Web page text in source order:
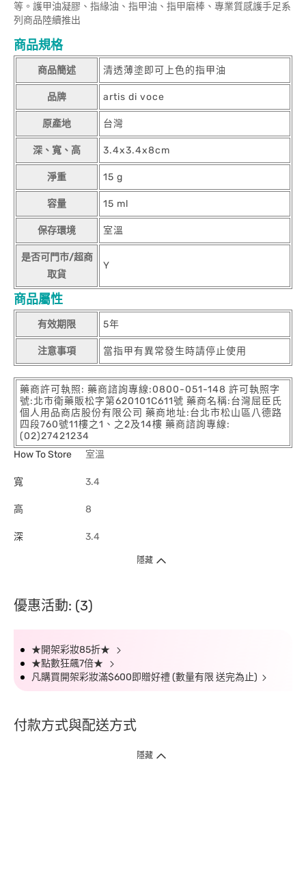
等。護甲油凝膠、指緣油、指甲油、指甲磨棒、專業質感護手足系
列商品陸續推出
商品規格
商品簡述 清透薄塗即可上色的指甲油
品牌 artis di voce
原產地 台灣
深、寬、高 3.4x3.4x8cm
淨重 15 g
容量 15 ml
保存環境 室溫
是否可門市/超商
取貨
Y
商品屬性
有效期限 5年
注意事項 當指甲有異常發生時請停止使用
藥商許可執照: 藥商諮詢專線:0800-051-148 許可執照字
號:北市衛藥販松字第620101C611號 藥商名稱:台灣屈臣氏
個人用品商店股份有限公司 藥商地址:台北市松山區八德路
四段760號11樓之1、之2及14樓 藥商諮詢專線:
(02)27421234
How To Store
室溫
寬 3.4
高 8
深 3.4
隱藏
優惠活動: (3)
★開架彩妝85折★
★點數狂飆7倍★
凡購買開架彩妝滿$600即贈好禮 (數量有限 送完為止)
付款方式與配送方式
隱藏